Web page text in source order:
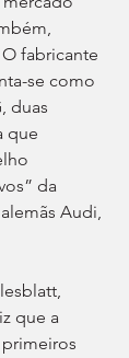
fabricante
se como
duas
que
da
Audi,
que a